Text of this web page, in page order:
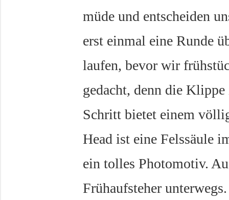
müde und entscheiden
erst einmal eine Runde
laufen, bevor wir
gedacht, denn die
Schritt bietet einem
Head ist eine Felssäule
ein tolles Photomotiv.
Frühaufsteher